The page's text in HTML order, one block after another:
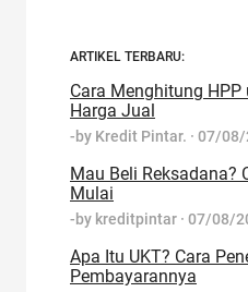
ARTIKEL TERBARU:
Cara Menghitung
Harga Jual
-by Kredit Pintar. · 07/08/
Mau Beli Reksadana?
Mulai
-by kreditpintar · 07/08/
Apa Itu UKT? Cara
Pembayarannya